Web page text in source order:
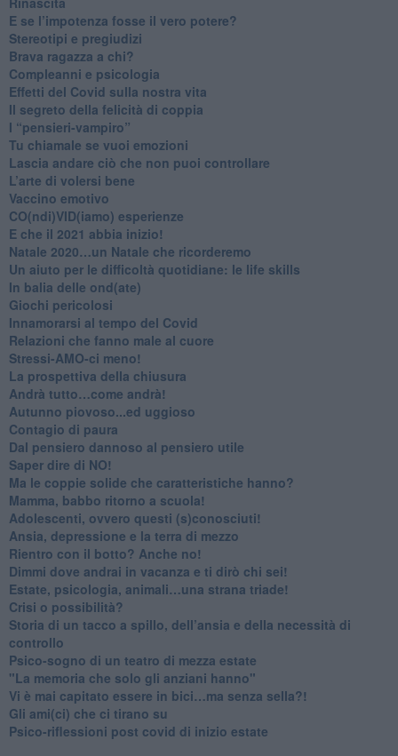
​E se l’impotenza fosse il vero potere?
Stereotipi e pregiudizi
​Brava ragazza a chi?
​Compleanni e psicologia
Effetti del Covid sulla nostra vita
Il segreto della felicità di coppia
​I “pensieri-vampiro”
​Tu chiamale se vuoi emozioni
​Lascia andare ciò che non puoi controllare
L’arte di volersi bene
​Vaccino emotivo
CO(ndi)VID(iamo) esperienze
​E che il 2021 abbia inizio!
​Natale 2020…un Natale che ricorderemo
Un aiuto per le difficoltà quotidiane: le life skills
​In balia delle ond(ate)
Giochi pericolosi
Innamorarsi al tempo del Covid
​Relazioni che fanno male al cuore
​Stressi-AMO-ci meno!
​La prospettiva della chiusura
​Andrà tutto…come andrà!
Autunno piovoso...ed uggioso
​Contagio di paura
​Dal pensiero dannoso al pensiero utile
​Saper dire di NO!
​Ma le coppie solide che caratteristiche hanno?
​Mamma, babbo ritorno a scuola!
Adolescenti, ovvero questi (s)conosciuti!
Ansia, depressione e la terra di mezzo
​Rientro con il botto? Anche no!
Dimmi dove andrai in vacanza e ti dirò chi sei!
​Estate, psicologia, animali…una strana triade!
​Crisi o possibilità?
​Storia di un tacco a spillo, dell’ansia e della necessità di
controllo
​Psico-sogno di un teatro di mezza estate
"La memoria che solo gli anziani hanno"
​Vi è mai capitato essere in bici…ma senza sella?!
​Gli ami(ci) che ci tirano su
Psico-riflessioni post covid di inizio estate